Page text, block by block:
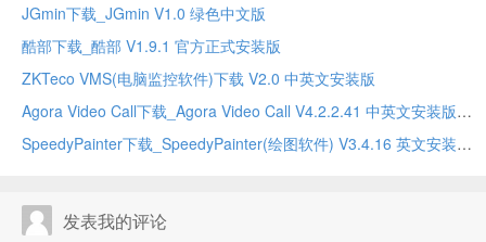
JGmin下载_JGmin V1.0 绿色中文版
酷部下载_酷部 V1.9.1 官方正式安装版
ZKTeco VMS(电脑监控软件)下载 V2.0 中英文安装版
Agora Video Call下载_Agora Video Call V4.2.2.41 中英文安装版
SpeedyPainter下载_SpeedyPainter(绘图软件) V3.4.16 英文安装版
发表我的评论